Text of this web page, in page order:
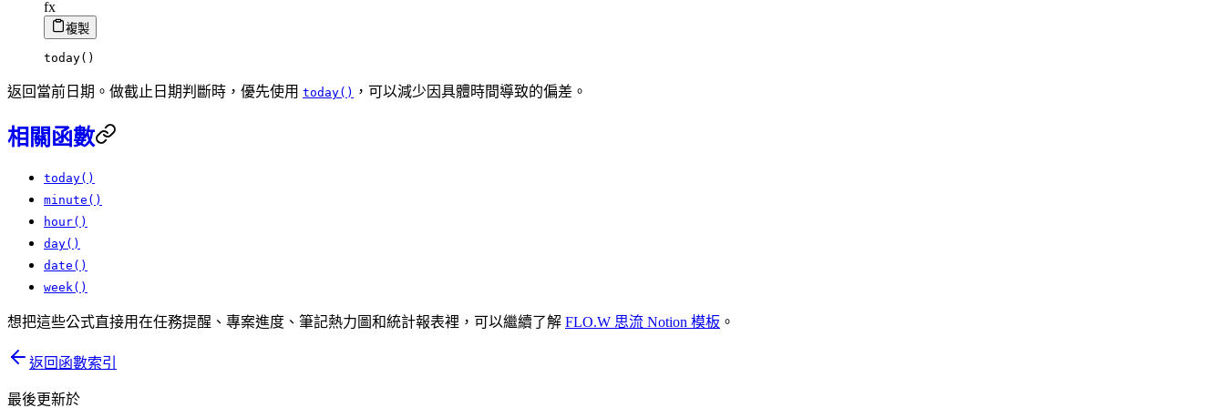
fx
複製
today( )
返回當前日期。做截止日期判斷時，優先使用 today() ，可以減少因具體時間導致的偏差。
相關函數
today()
minute()
hour()
day()
date()
week()
想把這些公式直接用在任務提醒、專案進度、筆記熱力圖和統計報表裡，可以繼續了解 FLO.W 思流 Notion 模板 。
返回函數索引
最後更新於